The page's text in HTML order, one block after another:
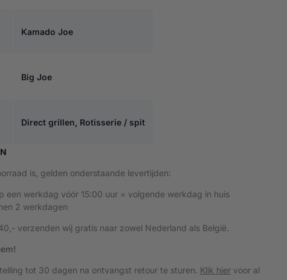
Kamado Joe
Big Joe
Direct grillen, Rotisserie / spit
is, gelden onderstaande levertijden:
een werkdag vóór 15:00 uur = volgende werkdag in huis
2 werkdagen
verzenden wij gratis naar zowel Nederland als België.
tot 30 dagen na ontvangst retour te sturen. Klik hier voor al